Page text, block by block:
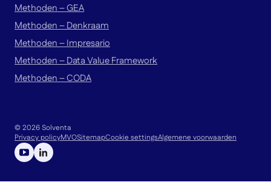
Methoden – GEA
Methoden – Denkraam
Methoden – Impresario
Methoden – Data Value Framework
Methoden – CODA
© 2026 Solventa
Privacy policyMVOSitemapCookie settingsAlgemene voorwaarden